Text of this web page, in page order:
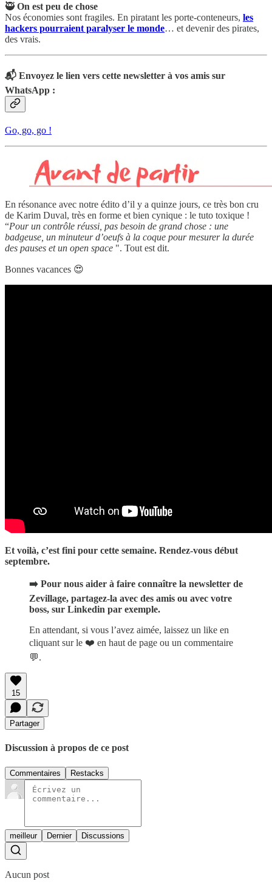
🥷 On est peu de chose
Nos économies sont fragiles. En piratant les porte-conteneurs, les
hackers pourraient paralyser le monde… et devenir des pirates,
des vrais.
📬 Envoyez le lien vers cette newsletter à vos amis sur
WhatsApp :
Go, go, go !
En résonance avec notre édito d’il y a quinze jours, ce très bon cru
de Karim Duval, très en forme et bien cynique : le tuto toxique !
“Pour un contrôle réussi, pas besoin de grand chose : une
badgeuse, un minuteur d’oeufs à la coque pour mesurer la durée
des pauses et un open space ". Tout est dit.
Bonnes vacances 😍
Et voilà, c’est fini pour cette semaine. Rendez-vous début
septembre.
➡️ Pour nous aider à faire connaître la newsletter de
Zevillage, partagez-la avec des amis ou avec votre
boss, sur Linkedin par exemple.
En attendant, si vous l’avez aimée, laissez un like en
cliquant sur le ❤️ en haut de page ou un commentaire
💬.
15
Partager
Discussion à propos de ce post
Commentaires Restacks
meilleur Dernier Discussions
Aucun post